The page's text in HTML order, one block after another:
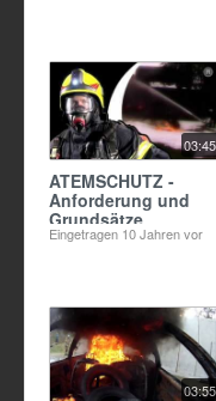
03:45
ATEMSCHUTZ -
Anforderung und
Grundsätze
Eingetragen 10 Jahren vor
03:55